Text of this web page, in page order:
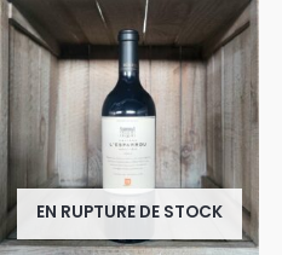
EN RUPTURE DE STOCK